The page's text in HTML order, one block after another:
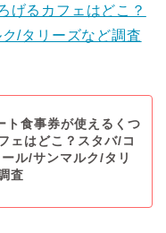
げるカフェはどこ？
/タリーズなど調査
ト食事券が使えるくつ
ェはどこ？スタバ/コ
ル/サンマルク/タリ
査